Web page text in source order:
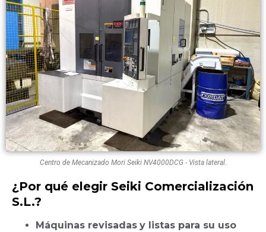
Centro de Mecanizado Mori Seiki NV4000DCG - Vista lateral.
¿Por qué elegir Seiki Comercialización
S.L.?
Máquinas revisadas y listas para su uso